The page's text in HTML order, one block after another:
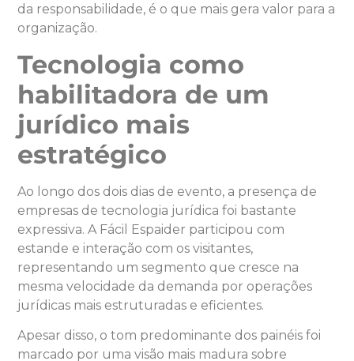
da responsabilidade, é o que mais gera valor para a
organização.
Tecnologia como
habilitadora de um
jurídico mais
estratégico
Ao longo dos dois dias de evento, a presença de
empresas de tecnologia jurídica foi bastante
expressiva. A Fácil Espaider participou com
estande e interação com os visitantes,
representando um segmento que cresce na
mesma velocidade da demanda por operações
jurídicas mais estruturadas e eficientes.
Apesar disso, o tom predominante dos painéis foi
marcado por uma visão mais madura sobre